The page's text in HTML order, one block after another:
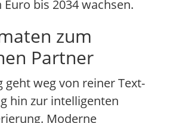
bis 2034 wachsen.
zum
Partner
geht weg von reiner Text-
hin zur intelligenten
Moderne